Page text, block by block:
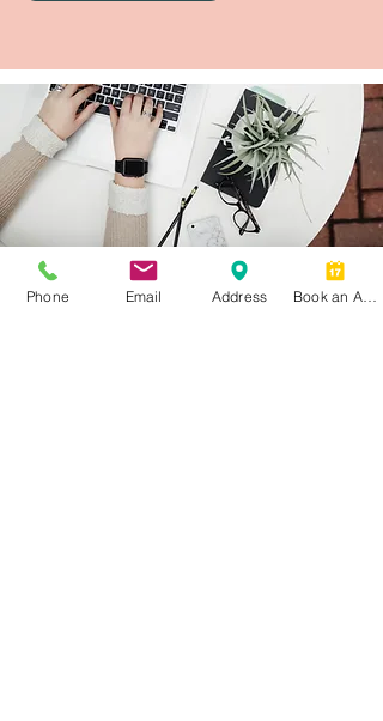
Phone Email Address Book an Appointment